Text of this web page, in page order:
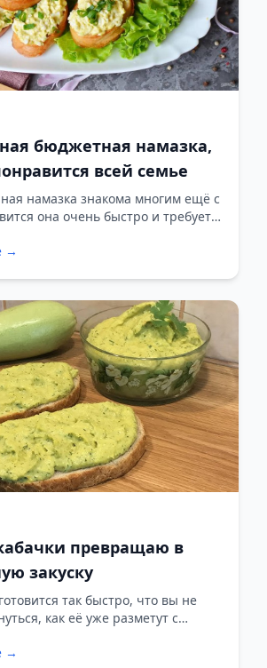
бюджетная намазка,
всей семье
намазка знакома многим ещё с
она очень быстро и требует
закуска, которую можно
→
превращаю в
закуску
так быстро, что вы не
как её уже разметут с
→